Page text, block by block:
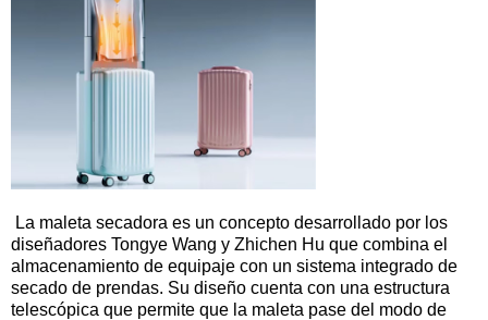
La maleta secadora es un concepto desarrollado por los
diseñadores Tongye Wang y Zhichen Hu que combina el
almacenamiento de equipaje con un sistema integrado de
secado de prendas. Su diseño cuenta con una estructura
telescópica que permite que la maleta pase del modo de